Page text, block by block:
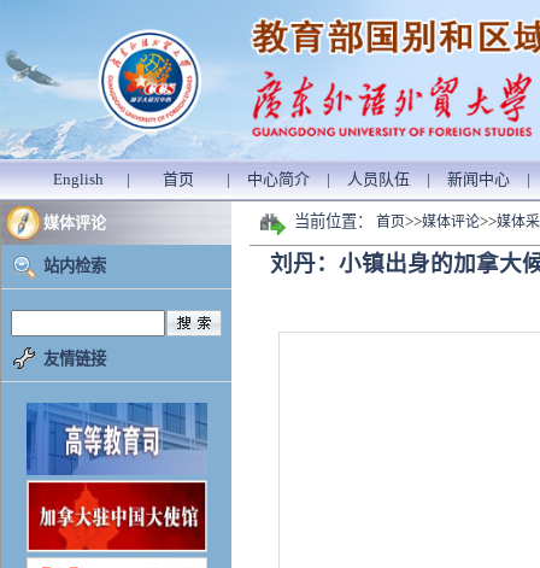
English | 首页 | 中心简介 | 人员队伍 | 新闻中心 |
媒体评论
站内检索
友情链接
当前位置： 首页>>媒体评论>>媒体
刘丹：小镇出身的加拿大